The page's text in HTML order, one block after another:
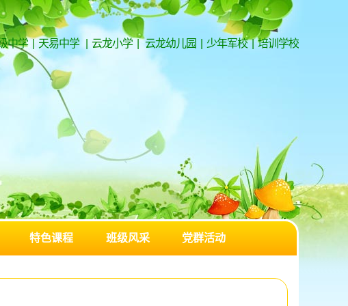
中学| 天易中学 云龙小学|云龙幼儿园 少年军校|培训学校
特色课程 班级风采 党群活动